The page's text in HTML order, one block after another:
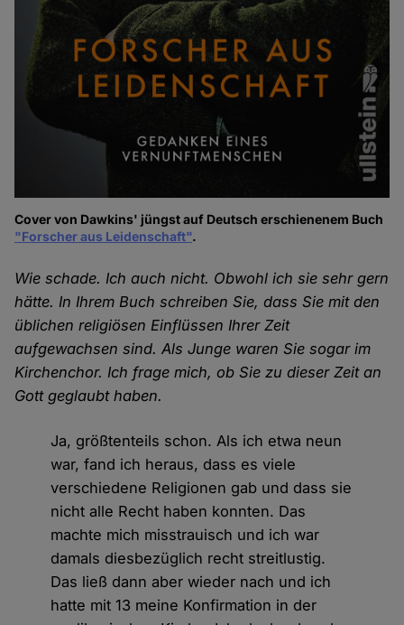
Cover von Dawkins' jüngst auf Deutsch erschienenem Buch
"Forscher aus Leidenschaft".
Wie schade. Ich auch nicht. Obwohl ich sie sehr gern
hätte. In Ihrem Buch schreiben Sie, dass Sie mit den
üblichen religiösen Einflüssen Ihrer Zeit
aufgewachsen sind. Als Junge waren Sie sogar im
Kirchenchor. Ich frage mich, ob Sie zu dieser Zeit an
Gott geglaubt haben.
Ja, größtenteils schon. Als ich etwa neun
war, fand ich heraus, dass es viele
verschiedene Religionen gab und dass sie
nicht alle Recht haben konnten. Das
machte mich misstrauisch und ich war
damals diesbezüglich recht streitlustig.
Das ließ dann aber wieder nach und ich
hatte mit 13 meine Konfirmation in der